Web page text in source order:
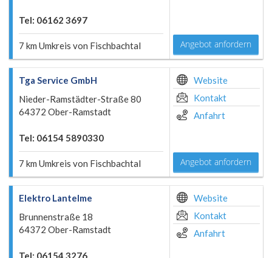
Tel: 06162 3697
7 km Umkreis von Fischbachtal Angebot anfordern
Tga Service GmbH
Nieder-Ramstädter-Straße 80
64372 Ober-Ramstadt
Tel: 06154 5890330
7 km Umkreis von Fischbachtal
Website
Kontakt
Anfahrt
Angebot anfordern
Elektro Lantelme
Brunnenstraße 18
64372 Ober-Ramstadt
Tel: 06154 3276
Website
Kontakt
Anfahrt